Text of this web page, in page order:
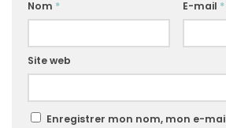
Nom * E-mail *
Site web
Enregistrer mon nom, mon e-